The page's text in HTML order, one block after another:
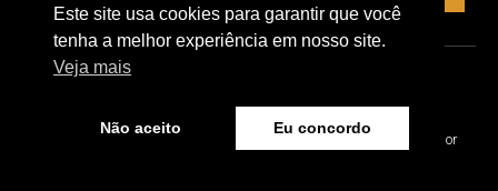
Ale Lobo © 2026 - Todos os direitos reservados. Desenvolvido por
Este site usa cookies para garantir que você
tenha a melhor experiência em nosso site.
Veja mais
Não aceito Eu concordo